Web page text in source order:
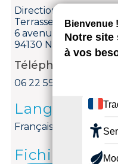
Direction des sports
Terrasses de la Marne
6 avenue Smith
94130 Nogent-sur-
Téléphone
06 22 59 43 24
Langues
Français
Fichiers